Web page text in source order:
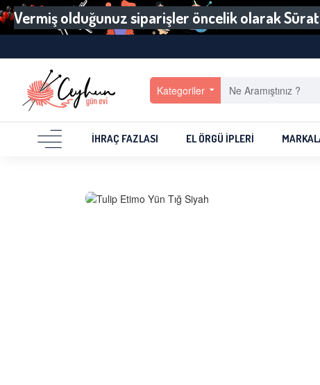
Vermiş olduğunuz siparişler öncelik olarak
Kategoriler
İHRAÇ FAZLASI EL ÖRGÜ İPLERI